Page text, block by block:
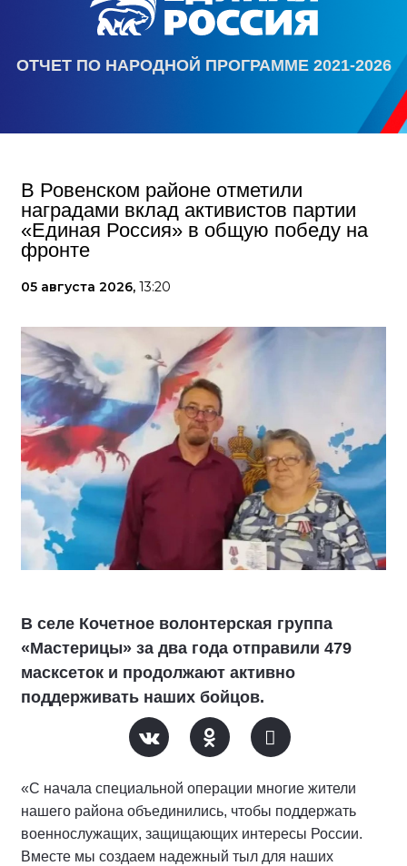
ОТЧЕТ ПО НАРОДНОЙ ПРОГРАММЕ 2021-2026
В Ровенском районе отметили
наградами вклад активистов партии
«Единая Россия» в общую победу на
фронте
05 августа 2026, 13:20
В селе Кочетное волонтерская группа
«Мастерицы» за два года отправили 479
масксеток и продолжают активно
поддерживать наших бойцов.
«С начала специальной операции многие жители
нашего района объединились, чтобы поддержать
военнослужащих, защищающих интересы России.
Вместе мы создаем надежный тыл для наших